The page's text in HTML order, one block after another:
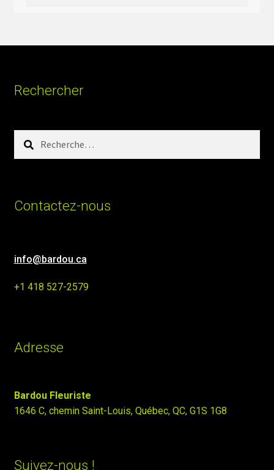
Rechercher
Rechercher :
Contactez-nous
info@bardou.ca
+1 418 527-2579
Adresse
Bardou Fleuriste
1646 C, chemin Saint-Louis, Québec, QC, G1S 1G8
Suivez-nous !